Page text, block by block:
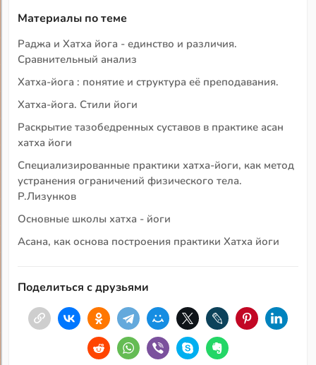
Материалы по теме
Раджа и Хатха йога - единство и различия.
Сравнительный анализ
Хатха-йога : понятие и структура её преподавания.
Хатха-йога. Стили йоги
Раскрытие тазобедренных суставов в практике асан
хатха йоги
Специализированные практики хатха-йоги, как метод
устранения ограничений физического тела.
Р.Лизунков
Основные школы хатха - йоги
Асана, как основа построения практики Хатха йоги
Поделиться с друзьями